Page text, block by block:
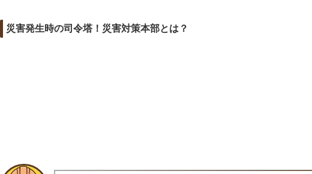
災害発生時の司令塔！災害対策本部とは？